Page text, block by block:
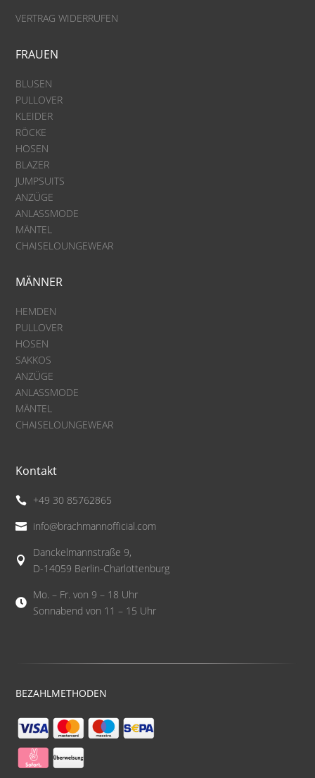
VERTRAG WIDERRUFEN
FRAUEN
BLUSEN
PULLOVER
KLEIDER
RÖCKE
HOSEN
BLAZER
JUMPSUITS
ANZÜGE
ANLASSMODE
MÄNTEL
CHAISELOUNGEWEAR
MÄNNER
HEMDEN
PULLOVER
HOSEN
SAKKOS
ANZÜGE
ANLASSMODE
MÄNTEL
CHAISELOUNGEWEAR
Kontakt
 +49 30 85762865
 info@brachmannofficial.com

Danckelmannstraße 9,
D-14059 Berlin-Charlottenburg

Mo. – Fr. von 9 – 18 Uhr
Sonnabend von 11 – 15 Uhr
BEZAHLMETHODEN